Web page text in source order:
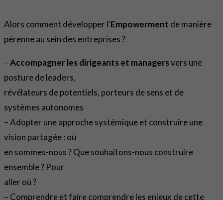
Alors comment développer l’Empowerment de manière
pérenne au sein des entreprises ?
–Accompagner les dirigeants et managersvers une
posture de leaders,
révélateurs de potentiels, porteurs de sens et de
systèmes autonomes
– Adopter une approche systémique et construire une
vision partagée : où
en sommes-nous ? Que souhaitons-nous construire
ensemble ? Pour
aller où ?
– Comprendre et faire comprendre les enjeux de cette